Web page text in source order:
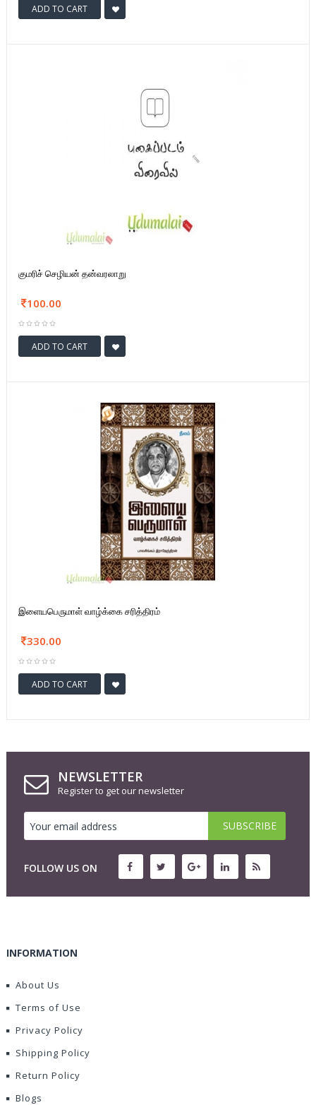
ADD TO CART
குமரிச் செழியன் தன்வரலாறு
100.00
ADD TO CART
இளையபெருமாள் வாழ்க்கை சரித்திரம்
330.00
ADD TO CART
NEWSLETTER
Register to get our newsletter
FOLLOW US ON
INFORMATION
About Us
Terms of Use
Privacy Policy
Shipping Policy
Return Policy
Blogs